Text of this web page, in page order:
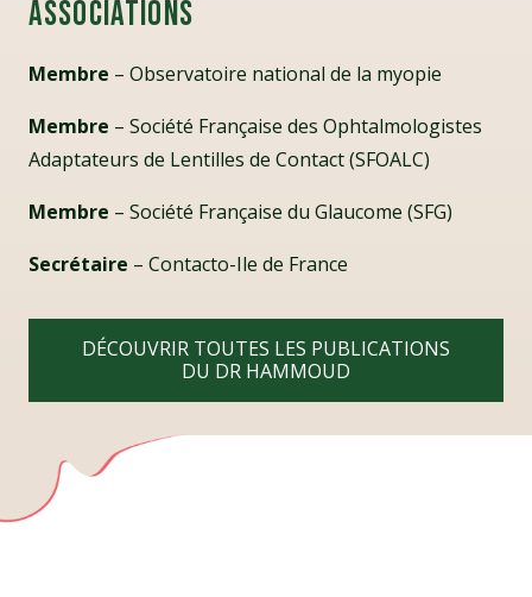
Associations
Membre – Observatoire national de la myopie
Membre – Société Française des Ophtalmologistes
Adaptateurs de Lentilles de Contact (SFOALC)
Membre – Société Française du Glaucome (SFG)
Secrétaire – Contacto-Ile de France
DÉCOUVRIR TOUTES LES PUBLICATIONS
DU DR HAMMOUD